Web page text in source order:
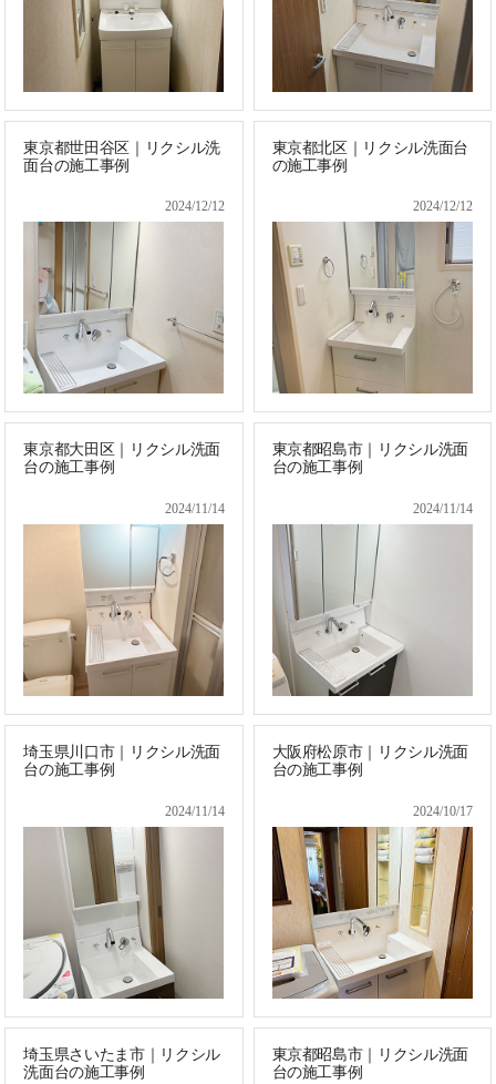
東京都世田谷区｜リクシル洗
面台の施工事例
2024/12/12
東京都北区｜リクシル洗面台
の施工事例
2024/12/12
東京都大田区｜リクシル洗面
台の施工事例
2024/11/14
東京都昭島市｜リクシル洗面
台の施工事例
2024/11/14
埼玉県川口市｜リクシル洗面
台の施工事例
2024/11/14
大阪府松原市｜リクシル洗面
台の施工事例
2024/10/17
埼玉県さいたま市｜リクシル
洗面台の施工事例
東京都昭島市｜リクシル洗面
台の施工事例